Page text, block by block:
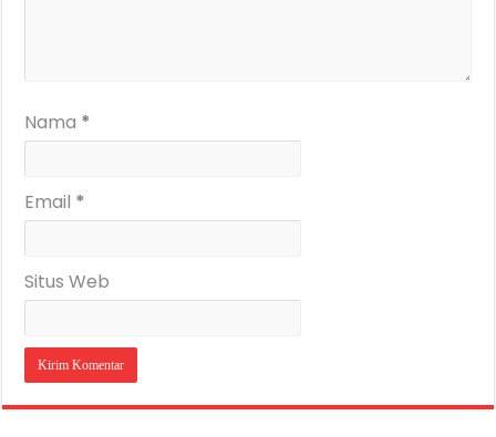
Nama *
Email *
Situs Web